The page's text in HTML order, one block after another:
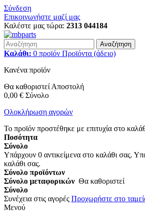
Σύνδεση
Επικοινωνήστε μαζί μας
Καλέστε μας τώρα: 2313 044184
Αναζήτηση
Καλάθι: 0 προϊόν Προϊόντα (άδειο)
Κανένα προϊόν
Θα καθοριστεί Αποστολή
0,00 € Σύνολο
Ολοκλήρωση αγορών
Το προϊόν προστέθηκε με επιτυχία στο
Ποσότητα
Σύνολο
Υπάρχουν 0 αντικείμενα στο καλάθι σας.
καλάθι σας.
Σύνολο προϊόντων
Σύνολο μεταφορικών Θα καθοριστεί
Σύνολο
Συνέχεια στις αγορές Προχωρήστε στο
Μενού